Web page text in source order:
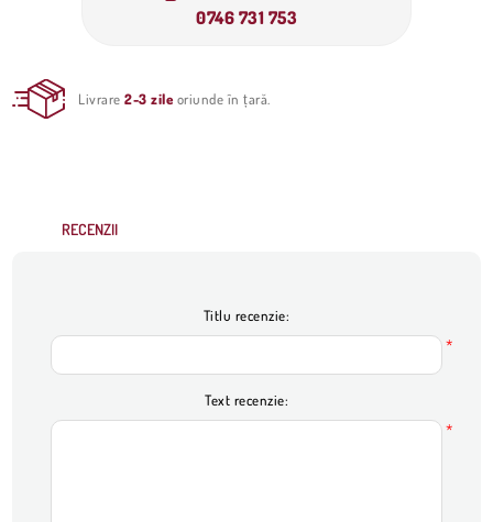
0746 731 753
Livrare2-3 zile oriunde în țară.
RECENZII
Titlu recenzie:
*
Text recenzie:
*